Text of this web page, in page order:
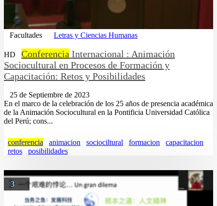
Facultades Letras y Ciencias Humanas
HD Conferencia Internacional : Animación
Sociocultural en Procesos de Formación y
Capacitación: Retos y Posibilidades
25 de Septiembre de 2023
En el marco de la celebración de los 25 años de presencia académica
de la Animación Sociocultural en la Pontificia Universidad Católica
del Perú; cons...
conferencia animacion sociociltural formacion
capacitacion
retos
posibilidades
3